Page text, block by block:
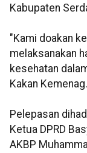
Kabupaten
"Kami doakan
melaksanakan
kesehatan
Kakan Kemenag.
Pelepasan
Ketua DPRD
AKBP